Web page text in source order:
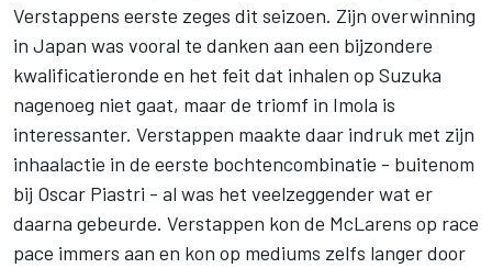
Verstappens eerste zeges dit seizoen. Zijn overwinning
in Japan was vooral te danken aan een bijzondere
kwalificatieronde en het feit dat inhalen op Suzuka
nagenoeg niet gaat, maar de triomf in Imola is
interessanter. Verstappen maakte daar indruk met zijn
inhaalactie in de eerste bochtencombinatie - buitenom
bij Oscar Piastri - al was het veelzeggender wat er
daarna gebeurde. Verstappen kon de McLarens op race
pace immers aan en kon op mediums zelfs langer door